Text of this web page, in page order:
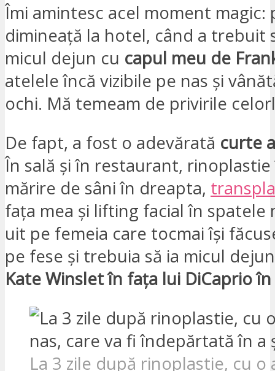
Îmi amintesc acel moment magic:
dimineață la hotel, când a trebuit
micul dejun cu capul meu de
atelele încă vizibile pe nas și
ochi. Mă temeam de privirile
De fapt, a fost o adevărată curte
În sală și în restaurant,
mărire de sâni în dreapta,
fața mea și lifting facial în spatele
uit pe femeia care tocmai își
pe fese și trebuia să ia micul
Kate Winslet în fața lui DiCaprio
La 3 zile după rinoplastie, cu o